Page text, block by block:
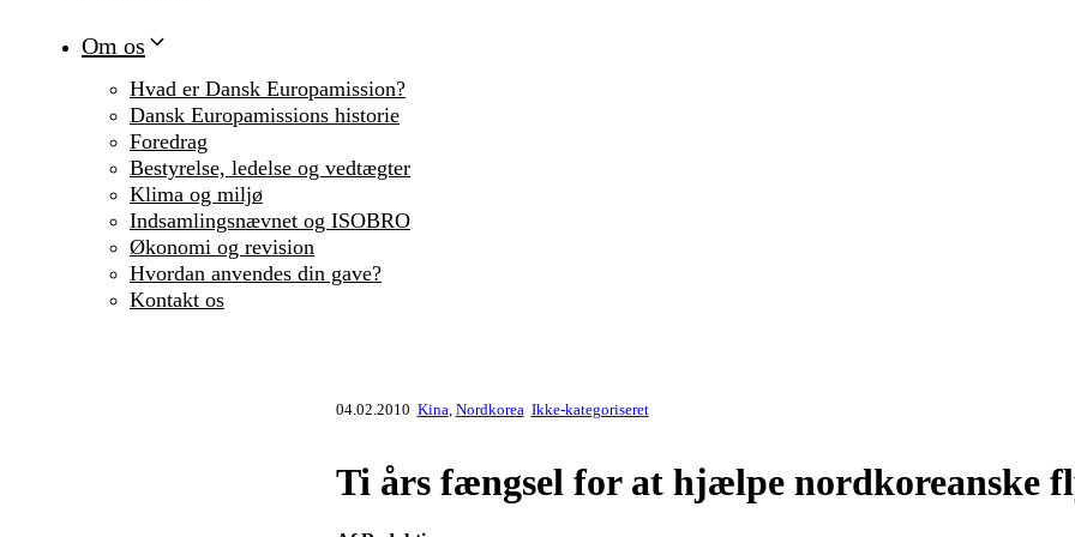
Om os
Hvad er Dansk Europamission?
Dansk Europamissions historie
Foredrag
Bestyrelse, ledelse og vedtægter
Klima og miljø
Indsamlingsnævnet og ISOBRO
Økonomi og revision
Hvordan anvendes din gave?
Kontakt os
04.02.2010 Kina Nordkorea Ikke-kategoriseret
Ti års fængsel for at hjælpe nordkoreanske